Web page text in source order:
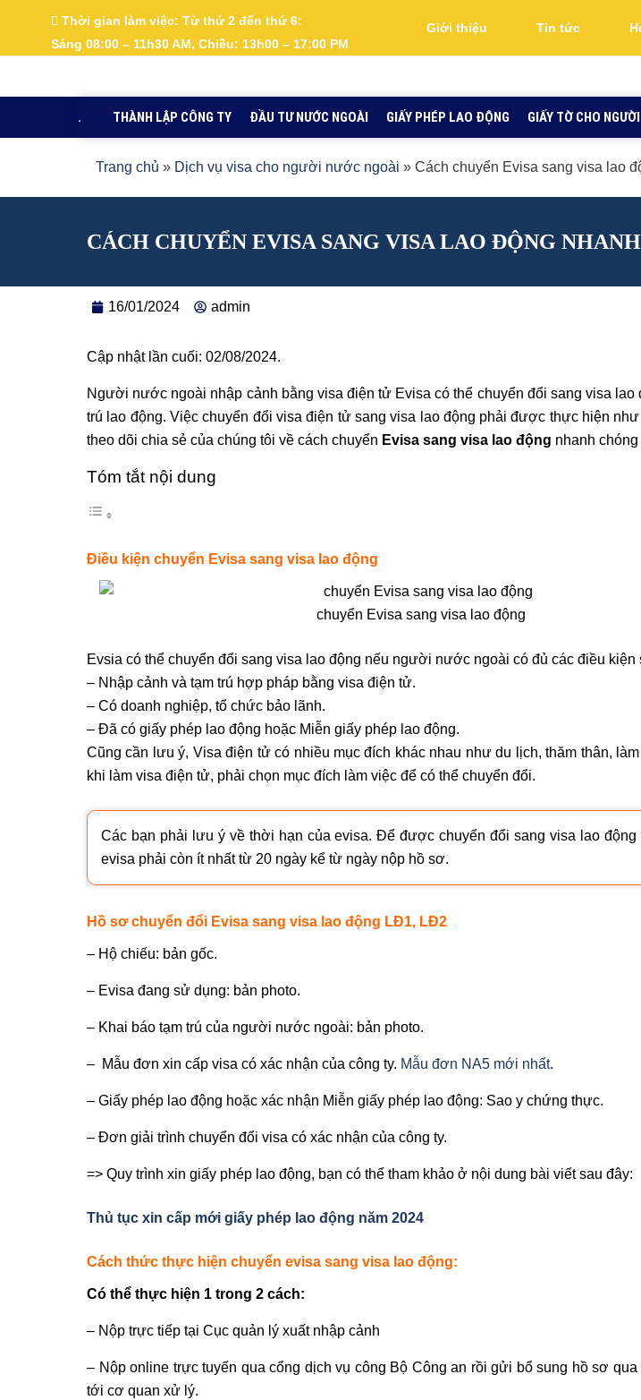
nội
Thời gian làm việc: Từ thứ 2 đến thứ 6:
Sáng 08:00 – 11h30 AM, Chiều: 13h00 – 17:00 PM
Giới thiệu Tin tức
. THÀNH LẬP CÔNG TY ĐẦU TƯ NƯỚC NGOÀI GIẤY PHÉP LAO ĐỘNG GIẤY TỜ CHO
Trang chủ » Dịch vụ visa cho người nước ngoài » Cách chuyển Evisa sang visa lao
CÁCH CHUYỂN EVISA SANG VISA LAO ĐỘNG
16/01/2024 admin
Cập nhật lần cuối: 02/08/2024.
Người nước ngoài nhập cảnh bằng visa điện tử Evisa có thể chuyển đổi sang visa lao
trú lao động. Việc chuyển đổi visa điện tử sang visa lao động phải được thực hiện
theo dõi chia sẻ của chúng tôi về cách chuyển Evisa sang visa lao động nhanh
Tóm tắt nội dung
Điều kiện chuyển Evisa sang visa lao động
chuyển Evisa sang visa lao động
Evsia có thể chuyển đổi sang visa lao động nếu người nước ngoài có đủ các điều kiện
– Nhập cảnh và tạm trú hợp pháp bằng visa điện tử.
– Có doanh nghiệp, tổ chức bảo lãnh.
– Đã có giấy phép lao động hoặc Miễn giấy phép lao động.
Cũng cần lưu ý, Visa điện tử có nhiều mục đích khác nhau như du lịch, thăm thân,
khi làm visa điện tử, phải chọn mục đích làm việc để có thể chuyển đổi.
Các bạn phải lưu ý về thời hạn của evisa. Để được chuyển đổi sang visa lao động
evisa phải còn ít nhất từ 20 ngày kể từ ngày nộp hồ sơ.
Hồ sơ chuyển đổi Evisa sang visa lao động LĐ1, LĐ2
– Hộ chiếu: bản gốc.
– Evisa đang sử dụng: bản photo.
– Khai báo tạm trú của người nước ngoài: bản photo.
– Mẫu đơn xin cấp visa có xác nhận của công ty. Mẫu đơn NA5 mới nhất.
– Giấy phép lao động hoặc xác nhận Miễn giấy phép lao động: Sao y chứng thực.
– Đơn giải trình chuyển đổi visa có xác nhận của công ty.
=> Quy trình xin giấy phép lao động, bạn có thể tham khảo ở nội dung bài viết sau đây:
Thủ tục xin cấp mới giấy phép lao động năm 2024
Cách thức thực hiện chuyển evisa sang visa lao động:
Có thể thực hiện 1 trong 2 cách:
– Nộp trực tiếp tại Cục quản lý xuất nhập cảnh
– Nộp online trực tuyến qua cổng dịch vụ công Bộ Công an rồi gửi bổ sung hồ sơ
tới cơ quan xử lý.